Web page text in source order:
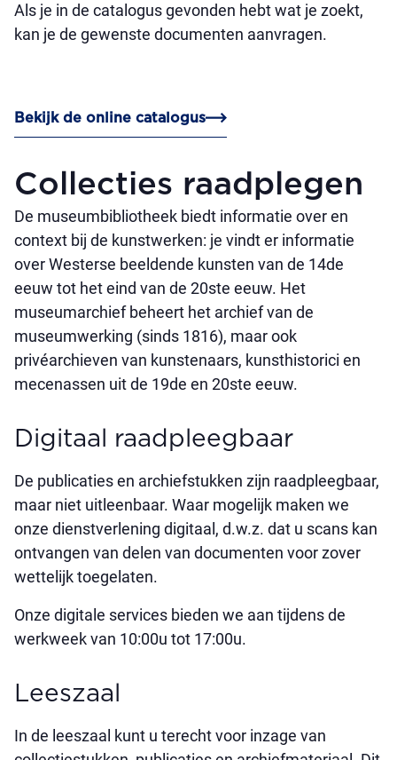
Als je in de catalogus gevonden hebt wat je zoekt,
kan je de gewenste documenten aanvragen.
Bekijk de online catalogus
Collecties raadplegen
De museumbibliotheek biedt informatie over en
context bij de kunstwerken: je vindt er informatie
over Westerse beeldende kunsten van de 14de
eeuw tot het eind van de 20ste eeuw. Het
museumarchief beheert het archief van de
museumwerking (sinds 1816), maar ook
privéarchieven van kunstenaars, kunsthistorici en
mecenassen uit de 19de en 20ste eeuw.
Digitaal raadpleegbaar
De publicaties en archiefstukken zijn raadpleegbaar,
maar niet uitleenbaar. Waar mogelijk maken we
onze dienstverlening digitaal, d.w.z. dat u scans kan
ontvangen van delen van documenten voor zover
wettelijk toegelaten.
Onze digitale services bieden we aan tijdens de
werkweek van 10:00u tot 17:00u.
Leeszaal
In de leeszaal kunt u terecht voor inzage van